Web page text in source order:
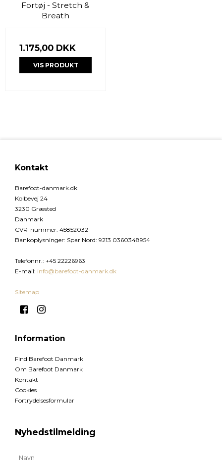
Fortøj - Stretch &
Breath
1.175,00 DKK
VIS PRODUKT
Kontakt
Barefoot-danmark.dk
Kolbevej 24
3230 Græsted
Danmark
CVR-nummer: 45852032
Bankoplysninger: Spar Nord: 9213 0360348954
Telefonnr. : +45 22226963
E-mail: info@barefoot-danmark.dk
Sitemap
Information
Find Barefoot Danmark
Om Barefoot Danmark
Kontakt
Cookies
Fortrydelsesformular
Nyhedstilmelding